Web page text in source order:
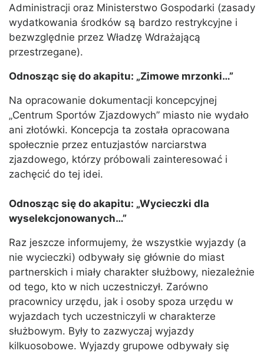
Administracji oraz Ministerstwo Gospodarki (zasady
wydatkowania środków są bardzo restrykcyjne i
bezwzględnie przez Władzę Wdrażającą
przestrzegane).
Odnosząc się do akapitu: „Zimowe mrzonki…”
Na opracowanie dokumentacji koncepcyjnej
„Centrum Sportów Zjazdowych” miasto nie wydało
ani złotówki. Koncepcja ta została opracowana
społecznie przez entuzjastów narciarstwa
zjazdowego, którzy próbowali zainteresować i
zachęcić do tej idei.
Odnosząc się do akapitu: „Wycieczki dla
wyselekcjonowanych…”
Raz jeszcze informujemy, że wszystkie wyjazdy (a
nie wycieczki) odbywały się głównie do miast
partnerskich i miały charakter służbowy, niezależnie
od tego, kto w nich uczestniczył. Zarówno
pracownicy urzędu, jak i osoby spoza urzędu w
wyjazdach tych uczestniczyli w charakterze
służbowym. Były to zazwyczaj wyjazdy
kilkuosobowe. Wyjazdy grupowe odbywały się